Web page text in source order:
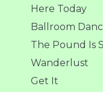
Here Today
Ballroom
The Pound Is
Wanderlust
Get It